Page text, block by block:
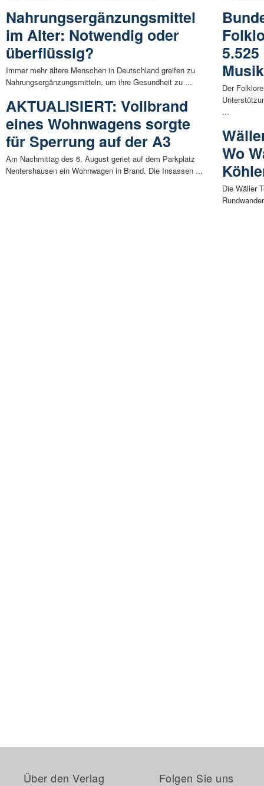
Nahrungsergänzungsmittel
im Alter: Notwendig oder
überflüssig?
Immer mehr ältere Menschen in Deutschland greifen zu
Nahrungsergänzungsmitteln, um ihre Gesundheit zu ...
AKTUALISIERT: Vollbrand
eines Wohnwagens sorgte
für Sperrung auf der A3
Am Nachmittag des 6. August geriet auf dem Parkplatz
Nentershausen ein Wohnwagen in Brand. Die Insassen ...
Der
...
Wo
Die Wäller
Über den Verlag Folgen Sie uns